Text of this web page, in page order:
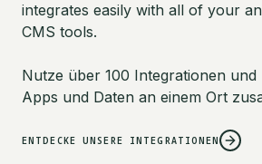
integrates easily with all of your
CMS tools.
Nutze über 100 Integrationen und
Apps und Daten an einem Ort
ENTDECKE UNSERE INTEGRATIONEN